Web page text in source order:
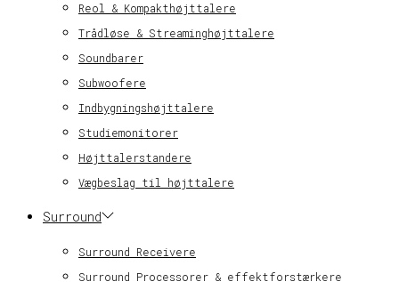
Reol & Kompakthøjttalere
Trådløse & Streaminghøjttalere
Soundbarer
Subwoofere
Indbygningshøjttalere
Studiemonitorer
Højttalerstandere
Vægbeslag til højttalere
Surround
Surround Receivere
Surround Processorer & effektforstærkere